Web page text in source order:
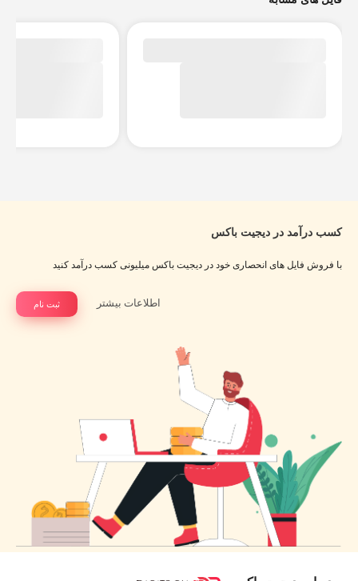
کسب درآمد در دیجیت باکس
با فروش فایل های انحصاری خود در دیجیت باکس میلیونی کسب درآمد کنید
ثبت نام اطلاعات بیشتر